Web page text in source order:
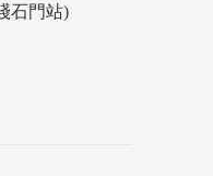
石門站)